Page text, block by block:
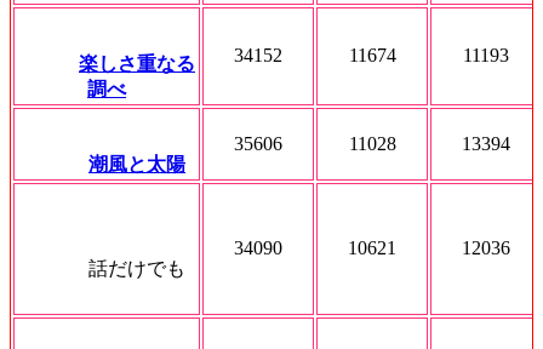
楽しさ重なる
調べ
34152 11674 11193
潮風と太陽
35606 11028 13394
話だけでも
34090 10621 12036